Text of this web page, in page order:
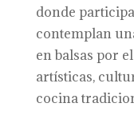
donde
contemplan
en balsas por
artísticas,
cocina